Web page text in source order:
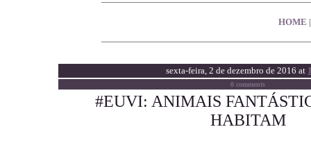
HOME
sexta-feira, 2 de dezembro de 2016 at
0 comments
#EUVI: ANIMAIS
HABITAM